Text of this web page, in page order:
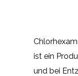
ist ein
und bei